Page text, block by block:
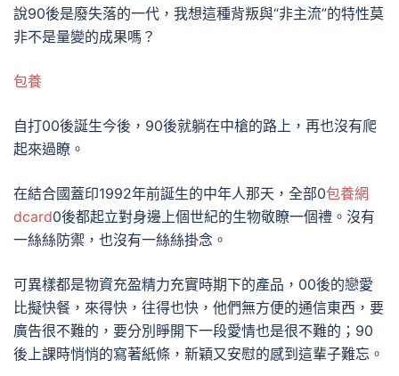
說90後是廢失落的一代，我想這種背叛與“非主流”的特性莫
非不是量變的成果嗎？
包養
自打00後誕生今後，90後就躺在中槍的路上，再也沒有爬
起來過瞭。
在結合國蓋印1992年前誕生的中年人那天，全部0包養網
dcard0後都起立對身邊上個世紀的生物敬瞭一個禮。沒有
一絲絲防禦，也沒有一絲絲掛念。
可異樣都是物資充盈精力充實時期下的產品，00後的戀愛
比擬快餐，來得快，往得也快，他們無方便的通信東西，要
廣告很不難的，要分別睜開下一段愛情也是很不難的；90
後上課時悄悄的寫著紙條，新穎又安慰的感到這輩子難忘。